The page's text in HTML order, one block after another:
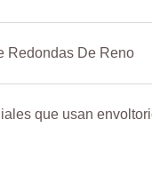
Redondas De Reno
que usan